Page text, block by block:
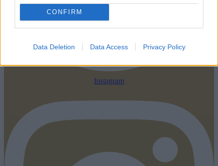
CONFIRM
Data Deletion Data Access Privacy Policy
Instagram